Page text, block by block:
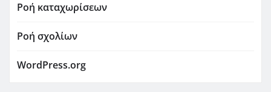
Ροή καταχωρίσεων
Ροή σχολίων
WordPress.org